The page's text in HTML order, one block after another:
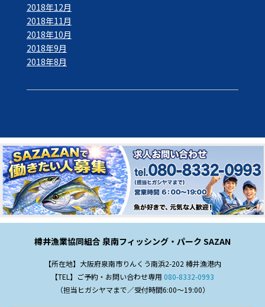
2018年12月
2018年11月
2018年10月
2018年9月
2018年8月
樽井漁業協同組合 泉南フィッシング・パーク SAZAN
【所在地】大阪府泉南市りんくう南浜2-202 樽井漁港内
【TEL】ご予約・お問い合わせ専用 080-8332-0993
（担当ヒガシヤマまで／受付時間6:00～19:00）